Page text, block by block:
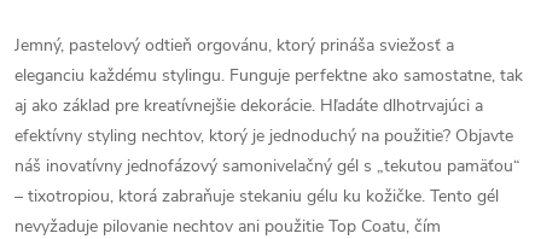
Jemný, pastelový odtieň orgovánu, ktorý prináša sviežosť a
eleganciu každému stylingu. Funguje perfektne ako samostatne, tak
aj ako základ pre kreatívnejšie dekorácie. Hľadáte dlhotrvajúci a
efektívny styling nechtov, ktorý je jednoduchý na použitie? Objavte
náš inovatívny jednofázový samonivelačný gél s „tekutou pamäťou“
– tixotropiou, ktorá zabraňuje stekaniu gélu ku kožičke. Tento gél
nevyžaduje pilovanie nechtov ani použitie Top Coatu, čím